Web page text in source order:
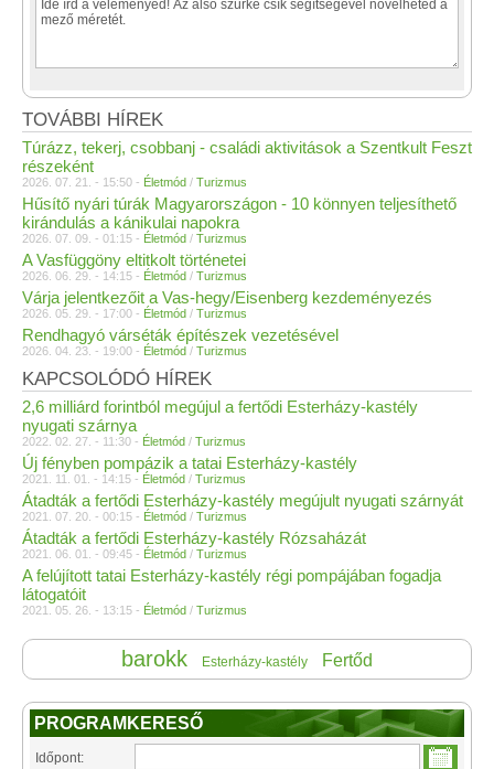
TOVÁBBI HÍREK
Túrázz, tekerj, csobbanj - családi aktivitások a Szentkult Feszt
részeként
2026. 07. 21. - 15:50 - Életmód / Turizmus
Hűsítő nyári túrák Magyarországon - 10 könnyen teljesíthető
kirándulás a kánikulai napokra
2026. 07. 09. - 01:15 - Életmód / Turizmus
A Vasfüggöny eltitkolt történetei
2026. 06. 29. - 14:15 - Életmód / Turizmus
Várja jelentkezőit a Vas-hegy/Eisenberg kezdeményezés
2026. 05. 29. - 17:00 - Életmód / Turizmus
Rendhagyó várséták építészek vezetésével
2026. 04. 23. - 19:00 - Életmód / Turizmus
KAPCSOLÓDÓ HÍREK
2,6 milliárd forintból megújul a fertődi Esterházy-kastély
nyugati szárnya
2022. 02. 27. - 11:30 - Életmód / Turizmus
Új fényben pompázik a tatai Esterházy-kastély
2021. 11. 01. - 14:15 - Életmód / Turizmus
Átadták a fertődi Esterházy-kastély megújult nyugati szárnyát
2021. 07. 20. - 00:15 - Életmód / Turizmus
Átadták a fertődi Esterházy-kastély Rózsaházát
2021. 06. 01. - 09:45 - Életmód / Turizmus
A felújított tatai Esterházy-kastély régi pompájában fogadja
látogatóit
2021. 05. 26. - 13:15 - Életmód / Turizmus
barokk Esterházy-kastély Fertőd
PROGRAMKERESŐ
Időpont: